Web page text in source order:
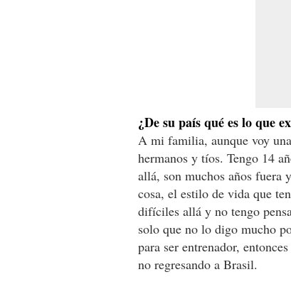
¿De su país qué es lo que
A mi familia, aunque voy
hermanos y tíos. Tengo 14
allá, son muchos años fuera
cosa, el estilo de vida que
difíciles allá y no tengo
solo que no lo digo mucho
para ser entrenador,
no regresando a Brasil.